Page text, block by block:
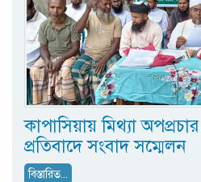
কাপাসিয়ায় মিথ্যা
প্রতিবাদে সংবাদ সম্মেলন
বিস্তারিত...